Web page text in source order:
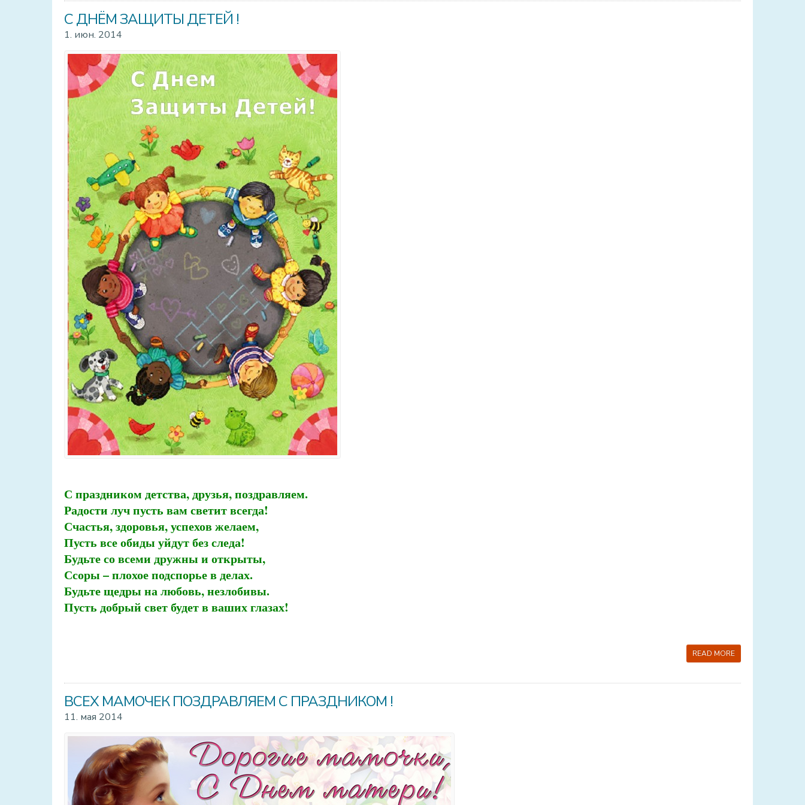
С ДНЁМ ЗАЩИТЫ ДЕТЕЙ !
1. июн. 2014
С праздником детства, друзья, поздравляем.
Радости луч пусть вам светит всегда!
Счастья, здоровья, успехов желаем,
Пусть все обиды уйдут без следа!
Будьте со всеми дружны и открыты,
Ссоры – плохое подспорье в делах.
Будьте щедры на любовь, незлобивы.
Пусть добрый свет будет в ваших глазах!
READ MORE
ВСЕХ МАМОЧЕК ПОЗДРАВЛЯЕМ С ПРАЗДНИКОМ !
11. мая 2014